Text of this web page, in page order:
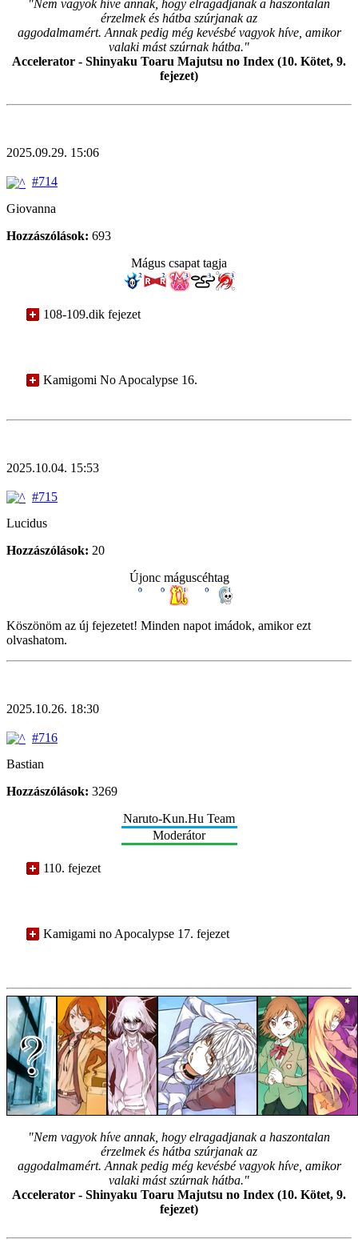
"Nem vagyok híve annak, hogy elragadjanak a haszontalan
érzelmek és hátba szúrjanak az
aggodalmamért. Annak pedig még kevésbé vagyok híve, amikor
valaki mást szúrnak hátba."
Accelerator - Shinyaku Toaru Majutsu no Index (10. Kötet, 9.
fejezet)
2025.09.29. 15:06
#714
Giovanna
Hozzászólások: 693
Mágus csapat tagja
108-109.dik fejezet
Kamigomi No Apocalypse 16.
2025.10.04. 15:53
#715
Lucidus
Hozzászólások: 20
Újonc máguscéhtag
Köszönöm az új fejezetet! Minden napot imádok, amikor ezt
olvashatom.
2025.10.26. 18:30
#716
Bastian
Hozzászólások: 3269
Naruto-Kun.Hu Team
Moderátor
110. fejezet
Kamigami no Apocalypse 17. fejezet
"Nem vagyok híve annak, hogy elragadjanak a haszontalan
érzelmek és hátba szúrjanak az
aggodalmamért. Annak pedig még kevésbé vagyok híve, amikor
valaki mást szúrnak hátba."
Accelerator - Shinyaku Toaru Majutsu no Index (10. Kötet, 9.
fejezet)